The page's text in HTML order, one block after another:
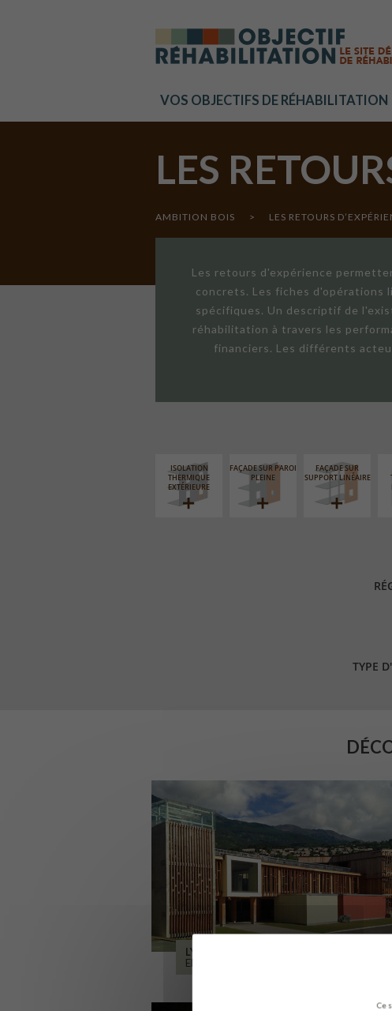
Ce
VOS OBJECTIFS DE RÉHABILITATION
LES
AMBITION BOIS > LES RETOURS
Les retours d'expérience
concrets. Les fiches d'opérations
spécifiques. Un descriptif de
réhabilitation à travers les
financiers. Les différents
ISOLATION
THERMIQUE
EXTÉRIEURE
FAÇADE SUR PAROI
PLEINE
FAÇADE SUR
SUPPORT LINÉAIRE
TYPE
LYCÉE ALPES ET DURANCE
EMBRUN